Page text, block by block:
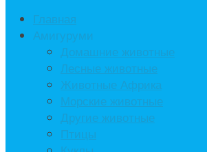
Главная
Амигуруми
Домашние животные
Лесные животные
Животные Африка
Морские животные
Другие животные
Птицы